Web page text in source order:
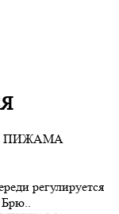
регулируется